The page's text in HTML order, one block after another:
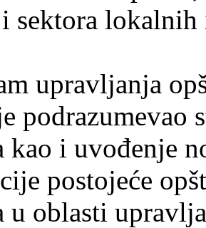
sektora
upravljanja
podrazumevao
kao i uvođenje
postojeće
u oblasti